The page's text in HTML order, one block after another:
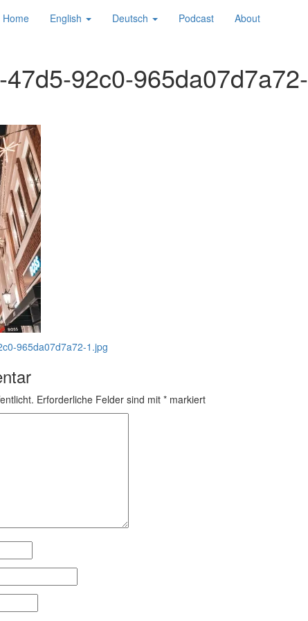
Home English Deutsch Podcast About
92c0-965da07d7a72-
965da07d7a72-1.jpg
Erforderliche Felder sind mit * markiert